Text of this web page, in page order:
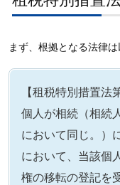
まず、根拠となる法律は
【租税特別措置法
個人が相続（相続
において同じ。）
において、当該個
権の移転の登記を